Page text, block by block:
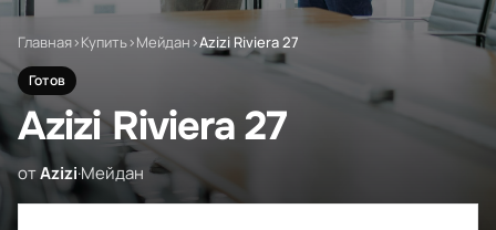
Главная›Купить›Мейдан›Azizi Riviera 27
Готов
Azizi Riviera 27
отAzizi·Мейдан